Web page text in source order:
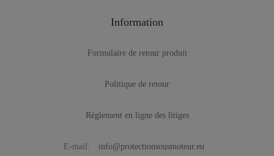
Information
Formulaire de retour produit
Politique de retour
Règlement en ligne des litiges
E-mail: info@protectionsousmoteur.eu